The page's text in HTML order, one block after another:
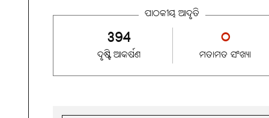
ପାଠକୀୟ ଆଦୃତି
394
ଦୃଷ୍ଟି ଆକର୍ଷଣ
୦
ମତାମତ ସଂଖ୍ୟା